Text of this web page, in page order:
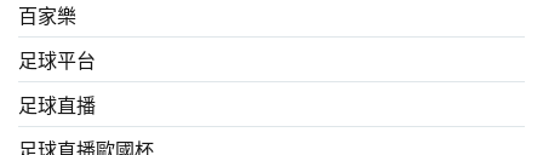
百家樂
足球平台
足球直播
足球直播歐國杯